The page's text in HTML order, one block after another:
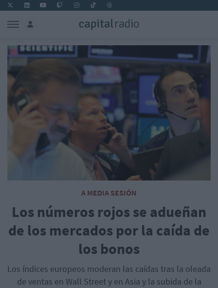
A MEDIA SESIÓN
Los números rojos se adueñan
de los mercados por la caída de
los bonos
Los índices europeos moderan las caídas tras la oleada
de ventas en Wall Street y en Asia y la subida de la